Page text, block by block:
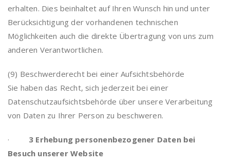
erhalten. Dies beinhaltet auf Ihren Wunsch hin und unter
Berücksichtigung der vorhandenen technischen
Möglichkeiten auch die direkte Übertragung von uns zum
anderen Verantwortlichen.
(9) Beschwerderecht bei einer Aufsichtsbehörde
Sie haben das Recht, sich jederzeit bei einer
Datenschutzaufsichtsbehörde über unsere Verarbeitung
von Daten zu Ihrer Person zu beschweren.
· 3 Erhebung personenbezogener Daten bei
Besuch unserer Website